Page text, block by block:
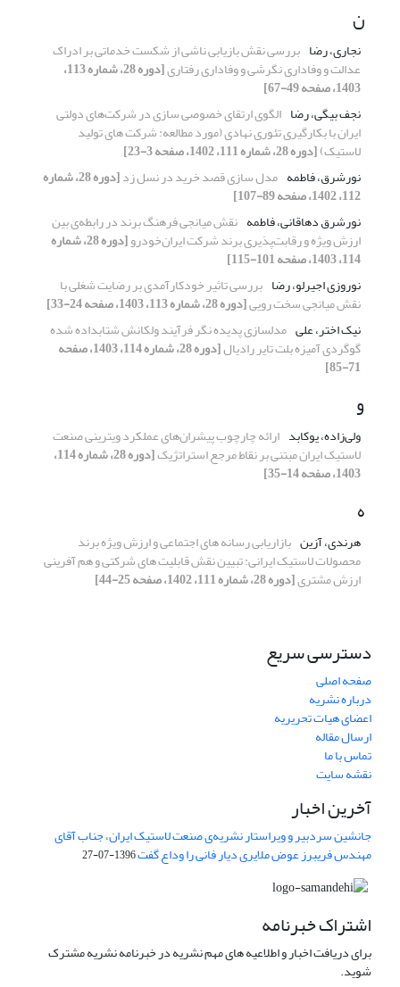
ن
نجاری، رضا بررسی نقش بازیابی ناشی از شکست خدماتی بر ادراک
عدالت و وفاداری نگرشی و وفاداری رفتاری [دوره 28، شماره 113،
1403، صفحه 49-67]
نجف بیگی، رضا الگوی ارتقای خصوصی سازی در شرکت‌های دولتی
ایران با بکارگیری تئوری نهادی (مورد مطالعه: شرکت های تولید
لاستیک)[دوره 28، شماره 111، 1402، صفحه 3-23]
نورشرق، فاطمه مدل سازی قصد خرید در نسل زد [دوره 28، شماره
112، 1402، صفحه 89-107]
نورشرق دهاقانی، فاطمه نقش میانجی فرهنگ برند در رابطه‌ی بین
ارزش ویژه و رقابت‌پذیری برند شرکت ایران‌خودرو [دوره 28، شماره
114، 1403، صفحه 101-115]
نوروزی اجیرلو، رضا بررسی تاثیر خودکارآمدی بر رضایت شغلی با
نقش میانجی سخت رویی[دوره 28، شماره 113، 1403، صفحه 24-33]
نیک اختر، علی مدلسازی پدیده نگر فرآیند ولکانش شتابداده شده
گوگردی آمیزه بلت تایر رادیال [دوره 28، شماره 114، 1403، صفحه
71-85]
و
ولی‌زاده، یوکابد ارائه چارچوب پیشران‌های عملکرد ویترینی صنعت
لاستیک ایران مبتنی بر نقاط مرجع استراتژیک [دوره 28، شماره 114،
1403، صفحه 14-35]
ه
هرندی، آزین بازاریابی رسانه های اجتماعی و ارزش ویژه برند
محصولات لاستیک ایرانی: تبیین نقش قابلیت های شرکتی و هم آفرینی
ارزش مشتری[دوره 28، شماره 111، 1402، صفحه 25-44]
دسترسی سریع
صفحه اصلی
درباره نشریه
اعضای هیات تحریریه
ارسال مقاله
تماس با ما
نقشه سایت
آخرین اخبار
جانشین سردبیر و ویراستار نشریه‌ی صنعت لاستیک ایران، جناب آقای
مهندس فریبرز عوض ملایری دیار فانی را وداع گفت1396-07-27
اشتراک خبرنامه
برای دریافت اخبار و اطلاعیه های مهم نشریه در خبرنامه نشریه مشترک
شوید.